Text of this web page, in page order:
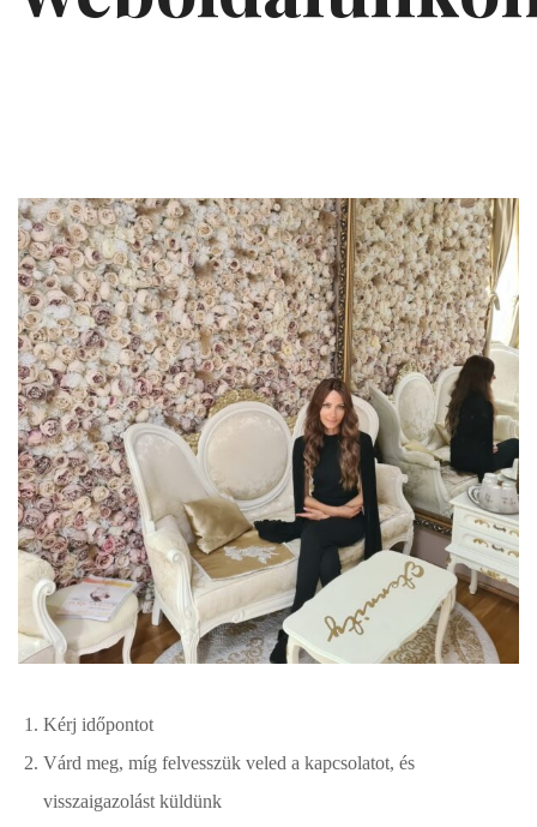
Kérj időpontot
Várd meg, míg felvesszük veled a kapcsolatot, és
visszaigazolást küldünk